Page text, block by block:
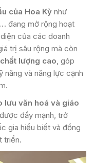
của Hoa Kỳ như
đang mở rộng hoạt
của các doanh
trị sâu rộng mà còn
lượng cao, góp
năng và năng lực cạnh
lưu văn hoá và giáo
đẩy mạnh, trở
gia hiểu biết và đồng
triển.